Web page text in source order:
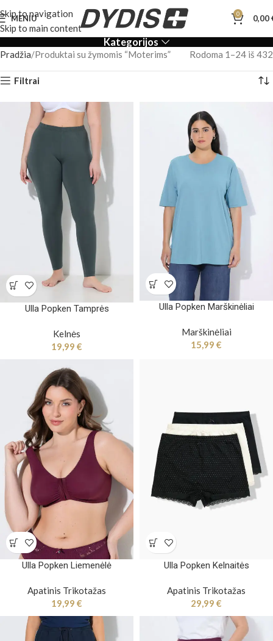
Skip to navigation
Skip to main content
MENIU 0 0,00
Kategorijos
Pradžia Produktai su žymomis “Moterims” Rodoma 1–24 iš 432
Filtrai
Ulla Popken Tamprės
Kelnės
19,99 €
Ulla Popken Marškinėliai
Marškinėliai
15,99 €
Ulla Popken Liemenėlė
Apatinis Trikotažas
19,99 €
Ulla Popken Kelnaitės
Apatinis Trikotažas
29,99 €